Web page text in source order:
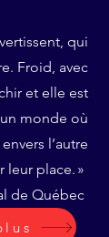
qui
Froid, avec
et elle est
monde où
l’autre
leur place. »
de Québec